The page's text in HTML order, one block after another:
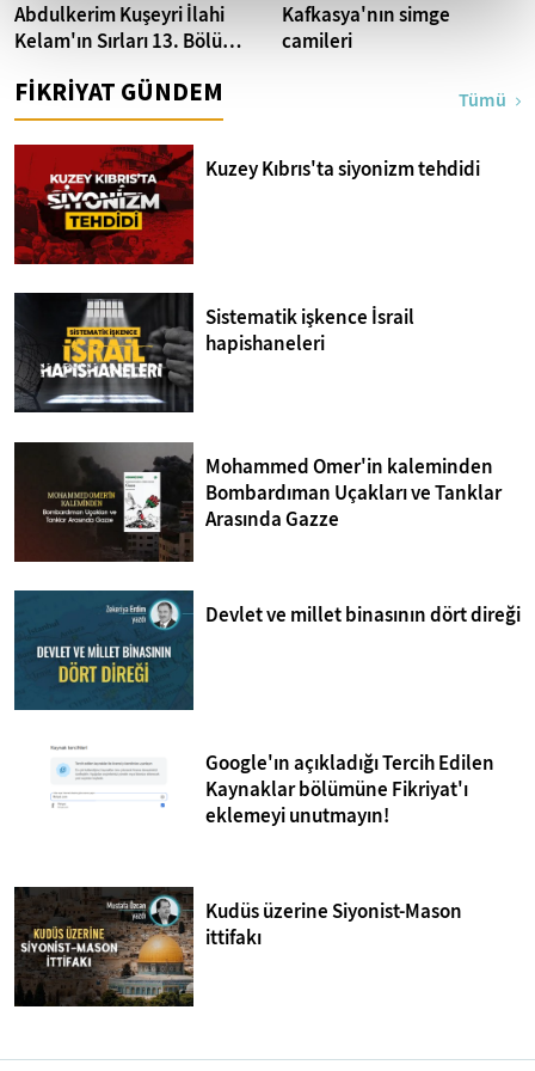
Abdulkerim Kuşeyri İlahi
Kelam'ın Sırları 13. Bölüm I
Ayetler Tefsiri
Kafkasya'nın simge
camileri
FİKRİYAT GÜNDEM Tümü
Kuzey Kıbrıs'ta siyonizm tehdidi
Sistematik işkence İsrail
hapishaneleri
Mohammed Omer'in kaleminden
Bombardıman Uçakları ve Tanklar
Arasında Gazze
Devlet ve millet binasının dört direği
Google'ın açıkladığı Tercih Edilen
Kaynaklar bölümüne Fikriyat'ı
eklemeyi unutmayın!
Kudüs üzerine Siyonist-Mason
ittifakı